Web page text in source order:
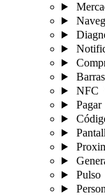
NFC
Pagar
Pulso